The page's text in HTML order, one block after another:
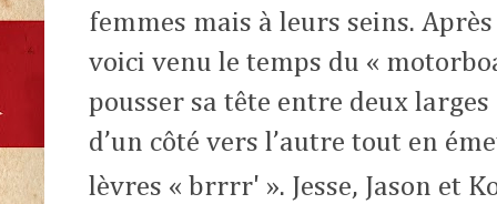
femmes mais à leurs seins.
voici venu le temps du «
pousser sa tête entre deux
d’un côté vers l’autre tout en
lèvres « brrrr' ». Jesse, Jason et